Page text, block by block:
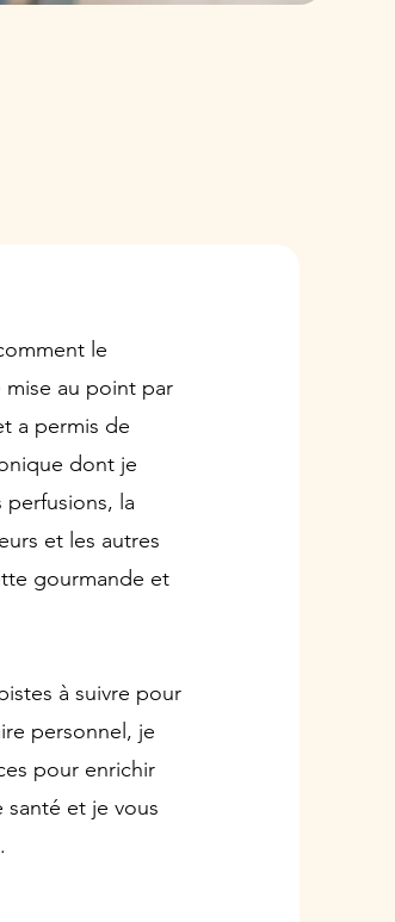
le
mise au point par
a permis de
dont je
perfusions, la
et les autres
gourmande et
à suivre pour
personnel, je
pour enrichir
et je vous